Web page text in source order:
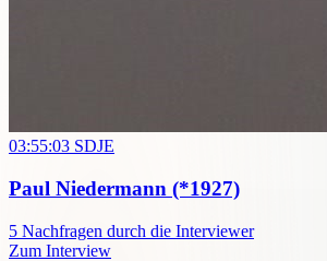
03:55:03 SDJE
Paul Niedermann (*1927)
5 Nachfragen durch die Interviewer
Zum Interview